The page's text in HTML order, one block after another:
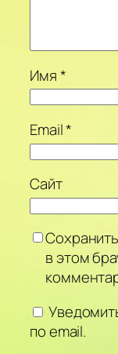
Имя*
Email*
Сайт
в этом
по email.